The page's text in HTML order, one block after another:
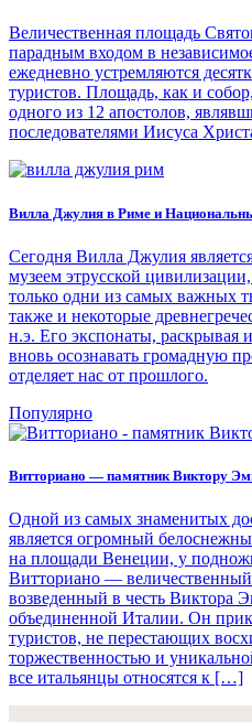
Величественная площадь
парадным входом в
ежедневно устремляются
туристов. Площадь, как и
одного из 12 апостолов,
последователями Иисуса
Вилла Джулия в Риме и
Сегодня Вилла Джулия
музеем этрусской
только одни из самых важных
также и некоторые
н.э. Его экспонаты, раскрывая
вновь осознавать громадную
отделяет нас от прошлого.
Популярно
Витториано — памятник Виктору
Одной из самых знаменитых
является огромный
на площади Венеции, у
Витториано —
возведенный в честь Виктора
объединенной Италии. Он
туристов, не перестающих
торжественностью и
все итальянцы относятся к […]